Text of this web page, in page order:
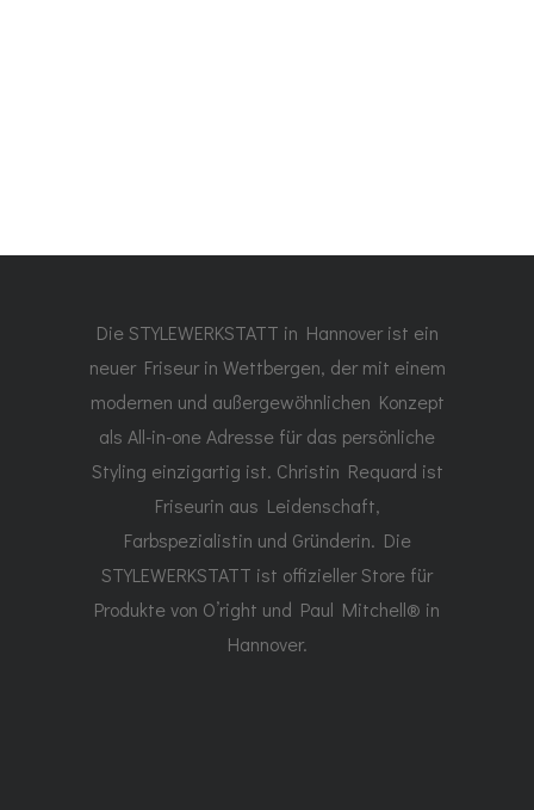
Die STYLEWERKSTATT in Hannover ist ein
neuer Friseur in Wettbergen, der mit einem
modernen und außergewöhnlichen Konzept
als All-in-one Adresse für das persönliche
Styling einzigartig ist. Christin Requard ist
Friseurin aus Leidenschaft,
Farbspezialistin und Gründerin. Die
STYLEWERKSTATT ist offizieller Store für
Produkte von O’right und Paul Mitchell® in
Hannover.